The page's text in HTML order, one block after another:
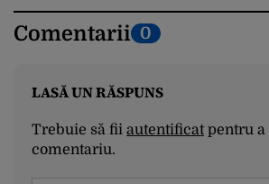
Comentarii 0
LASĂ UN RĂSPUNS
Trebuie să fii autentificatpentru a
comentariu.